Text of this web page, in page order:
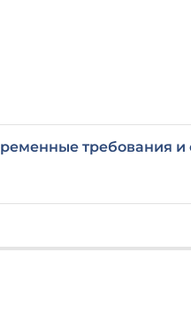
требования и